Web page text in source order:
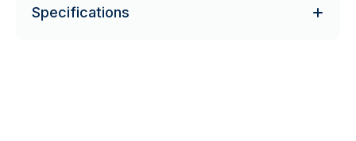
Specifications